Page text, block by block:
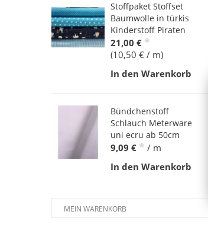
Stoffpaket Stoffset
Baumwolle in türkis
Kinderstoff Piraten
21,00 € *
(10,50 € / m)
In den Warenkorb
Bündchenstoff
Schlauch Meterware
uni ecru ab 50cm
9,09 € * / m
In den Warenkorb
MEIN WARENKORB